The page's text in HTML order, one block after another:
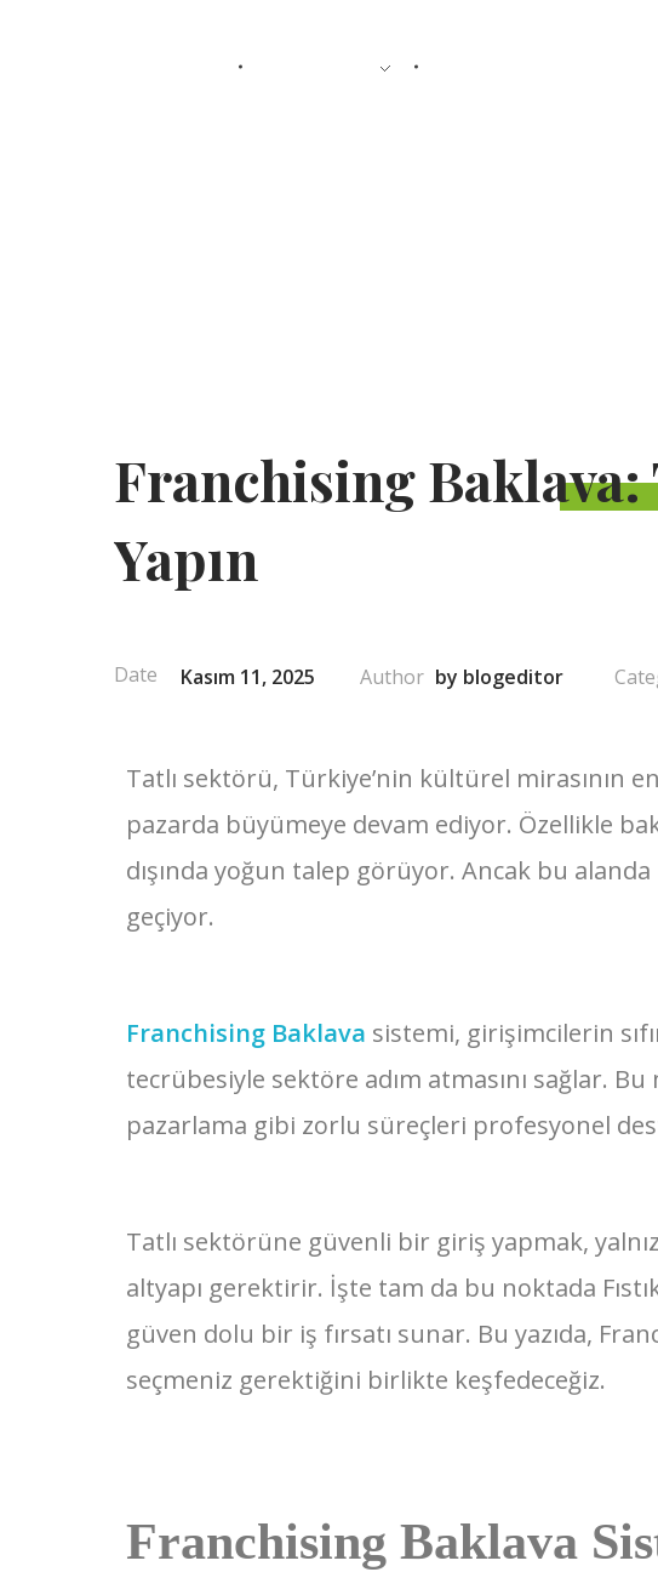
Franchising
Yapın
Kasım 11, 2025 by blogeditor
Tatlı sektörü, Türkiye’nin kültürel mirasının
pazarda büyümeye devam ediyor. Özellikle
dışında yoğun talep görüyor. Ancak bu
geçiyor.
Franchising Baklava sistemi, girişimcilerin
tecrübesiyle sektöre adım atmasını sağlar.
pazarlama gibi zorlu süreçleri profesyonel
Tatlı sektörüne güvenli bir giriş yapmak,
altyapı gerektirir. İşte tam da bu noktada
güven dolu bir iş fırsatı sunar. Bu yazıda,
seçmeniz gerektiğini birlikte keşfedeceğiz.
Franchising Baklava